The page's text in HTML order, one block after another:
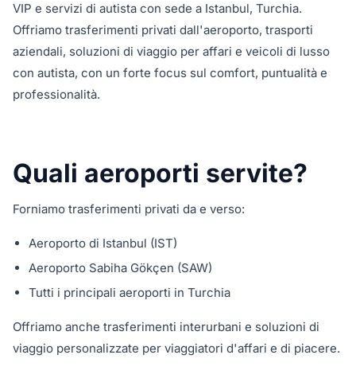
VIP e servizi di autista con sede a Istanbul, Turchia.
Offriamo trasferimenti privati dall'aeroporto, trasporti
aziendali, soluzioni di viaggio per affari e veicoli di lusso
con autista, con un forte focus sul comfort, puntualità e
professionalità.
Quali aeroporti servite?
Forniamo trasferimenti privati da e verso:
Aeroporto di Istanbul (IST)
Aeroporto Sabiha Gökçen (SAW)
Tutti i principali aeroporti in Turchia
Offriamo anche trasferimenti interurbani e soluzioni di
viaggio personalizzate per viaggiatori d'affari e di piacere.